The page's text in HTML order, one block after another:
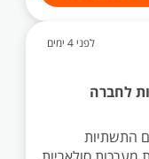
לפני 4 ימים
לחברה
התשתיות